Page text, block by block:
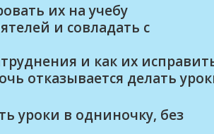
их на учебу
и совладать с
и как их
отказывается делать
уроки в одниночку, без